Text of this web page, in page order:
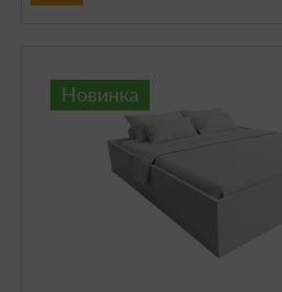
Новинка